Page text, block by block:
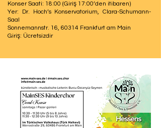
Konser Saati: 18:00 (Giriş 17:00’den itibaren)
Yer: Dr. Hoch’s Konservatorium, Clara-Schumann-
Saal
Sonnemannstr. 16, 60314 Frankfurt am Main
Giriş: Ücretsizdir​